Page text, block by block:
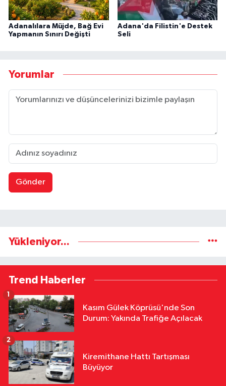
Adanalılara Müjde, Bağ Evi
Yapmanın Sınırı Değişti
Adana'da Filistin'e Destek
Seli
Yorumlar
Gönder
Yükleniyor...
Trend Haberler
Kasım Gülek Köprüsü'nde Son
Durum: Yakında Trafiğe Açılacak
1
Kiremithane Hattı Tartışması
Büyüyor
2